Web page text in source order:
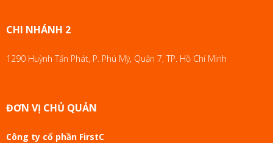
CHI NHÁNH 2
1290 Huỳnh Tấn Phát, P. Phú Mỹ, Quận 7, TP. Hồ Chí Minh
ĐƠN VỊ CHỦ QUẢN
Công ty cổ phần FirstC